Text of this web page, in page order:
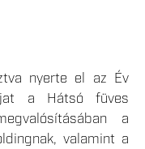
nyerte el az Év
a Hátsó füves
a
valamint a